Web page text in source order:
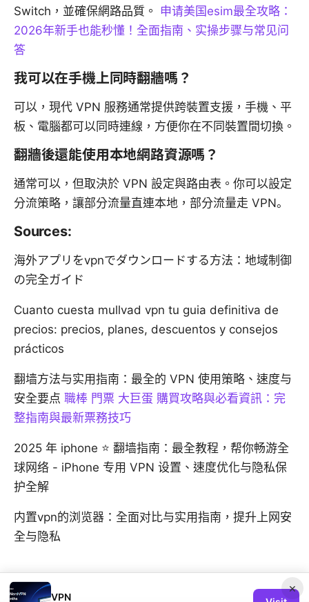
Switch，並確保網路品質。 申请美国esim最全攻略：
2026年新手也能秒懂！全面指南、实操步骤与常见问
答
我可以在手機上同時翻牆嗎？
可以，現代 VPN 服務通常提供跨裝置支援，手機、平
板、電腦都可以同時連線，方便你在不同裝置間切換。
翻牆後還能使用本地網路資源嗎？
通常可以，但取決於 VPN 設定與路由表。你可以設定
分流策略，讓部分流量直連本地，部分流量走 VPN。
Sources:
海外アプリをvpnでダウンロードする方法：地域制御
の完全ガイド
Cuanto cuesta mullvad vpn tu guia definitiva de
precios: precios, planes, descuentos y consejos
prácticos
翻墙方法与实用指南：最全的 VPN 使用策略、速度与
安全要点 職棒 門票 大巨蛋 購買攻略與必看資訊：完
整指南與最新票務技巧
2025 年 iphone ⭐ 翻墙指南：最全教程，帮你畅游全
球网络 - iPhone 专用 VPN 设置、速度优化与隐私保
护全解
内置vpn的浏览器：全面对比与实用指南，提升上网安
全与隐私
×
VPN